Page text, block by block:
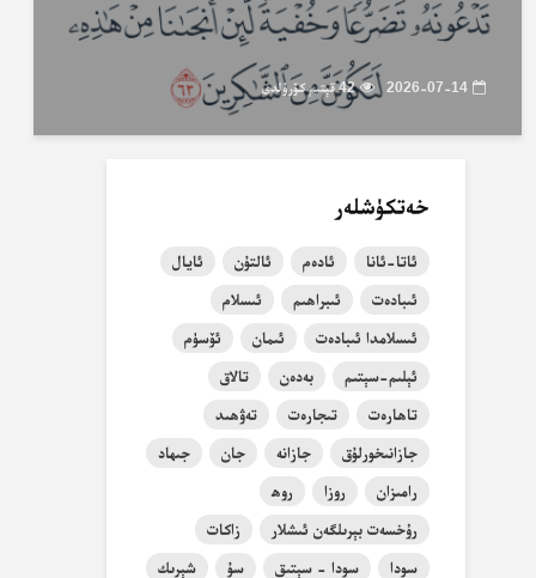
2026-07-14 42 قېتىم كۆرۈلدى
خەتكۈشلەر
ئاتا-ئانا ئادەم ئالتۇن
ئايال
ئىبادەت
ئىبراھىم
ئىسلام
ئىسلامدا ئىبادەت
ئىمان
ئۆسۈم
ئېلىم-سېتىم
بەدەن
تالاق
تاھارەت
تىجارەت
تەۋھىد
جازانىخورلۇق
جازانە جان
جىھاد
رامىزان
روزا
روھ
رۇخسەت بېرىلگەن ئىشلار
زاكات
سودا
سودا - سېتىق سۇ شېرىك